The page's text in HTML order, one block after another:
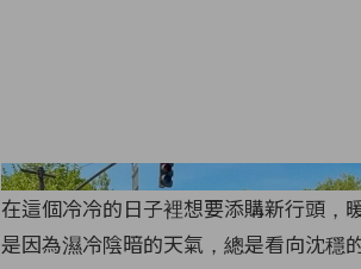
在這個冷冷的日子裡想要添購新行頭，
是因為濕冷陰暗的天氣，總是看向沈穩